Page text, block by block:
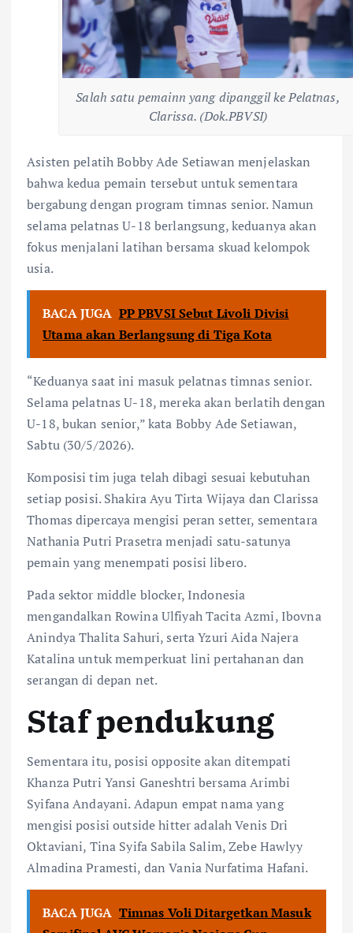
Salah satu pemainn yang dipanggil ke Pelatnas,
Clarissa. (Dok.PBVSI)
Asisten pelatih Bobby Ade Setiawan menjelaskan
bahwa kedua pemain tersebut untuk sementara
bergabung dengan program timnas senior. Namun
selama pelatnas U-18 berlangsung, keduanya akan
fokus menjalani latihan bersama skuad kelompok
usia.
BACA JUGA PP PBVSI Sebut Livoli Divisi
Utama akan Berlangsung di Tiga Kota
“Keduanya saat ini masuk pelatnas timnas senior.
Selama pelatnas U-18, mereka akan berlatih dengan
U-18, bukan senior,” kata Bobby Ade Setiawan,
Sabtu (30/5/2026).
Komposisi tim juga telah dibagi sesuai kebutuhan
setiap posisi. Shakira Ayu Tirta Wijaya dan Clarissa
Thomas dipercaya mengisi peran setter, sementara
Nathania Putri Prasetra menjadi satu-satunya
pemain yang menempati posisi libero.
Pada sektor middle blocker, Indonesia
mengandalkan Rowina Ulfiyah Tacita Azmi, Ibovna
Anindya Thalita Sahuri, serta Yzuri Aida Najera
Katalina untuk memperkuat lini pertahanan dan
serangan di depan net.
Staf pendukung
Sementara itu, posisi opposite akan ditempati
Khanza Putri Yansi Ganeshtri bersama Arimbi
Syifana Andayani. Adapun empat nama yang
mengisi posisi outside hitter adalah Venis Dri
Oktaviani, Tina Syifa Sabila Salim, Zebe Hawlyy
Almadina Pramesti, dan Vania Nurfatima Hafani.
BACA JUGA Timnas Voli Ditargetkan Masuk